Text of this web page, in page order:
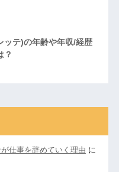
ッテ)の年齢や年収/経歴
？
仕事を辞めていく理由 に